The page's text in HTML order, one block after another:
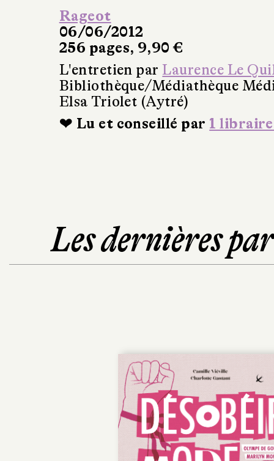
Rageot
06/06/2012
256 pages, 9,90 €
L'entretien parLaurence Le
Bibliothèque/Médiathèque
Elsa Triolet (Aytré)
❤ Lu et conseillé par 1
Les dernières